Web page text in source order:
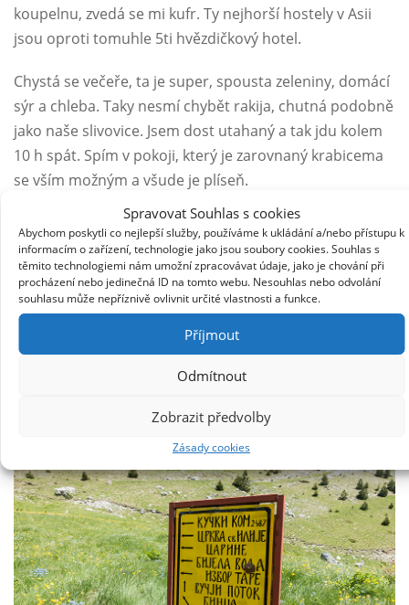
Spravovat Souhlas s cookies
Abychom poskytli co nejlepší služby, používáme k ukládání a/nebo přístupu k
informacím o zařízení, technologie jako jsou soubory cookies. Souhlas s
těmito technologiemi nám umožní zpracovávat údaje, jako je chování při
procházení nebo jedinečná ID na tomto webu. Nesouhlas nebo odvolání
souhlasu může nepříznivě ovlivnit určité vlastnosti a funkce.
Příjmout
Odmítnout
Zobrazit předvolby
Zásady cookies
koupelnu, zvedá se mi kufr. Ty nejhorší hostely v Asii
jsou oproti tomuhle 5ti hvězdičkový hotel.
Chystá se večeře, ta je super, spousta zeleniny, domácí
sýr a chleba. Taky nesmí chybět rakija, chutná podobně
jako naše slivovice. Jsem dost utahaný a tak jdu kolem
10 h spát. Spím v pokoji, který je zarovnaný krabicema
se vším možným a všude je plíseň.
Ráno se probouzím v dost špatným stavu. Je mi na
zvracení a všechno mě bolí. Nevím čím to je, jestli
prochladnutí nebo jsem něco špatného snědl a nebo
se to všechno prostě sečetlo a tělo vyhlásilo stávku.
Ráno ještě vysvětluji svému hostiteli význam svých
minulých cest a ukazuju mu Liberec. Hodně poslouží
překladač v telefonu. Balím se, dávám jim pár eur, i
Za vše děkuji a vycházím.